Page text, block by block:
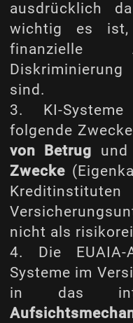
ausdrücklich
wichtig es ist,
finanzielle
sind.
3. KI-
folgende
von Betrug
Zwecke
nicht als
4. Die EUAIA-
Systeme im
in das